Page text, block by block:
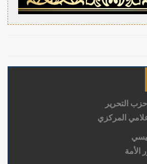
التحرير
المركزي
الأمة